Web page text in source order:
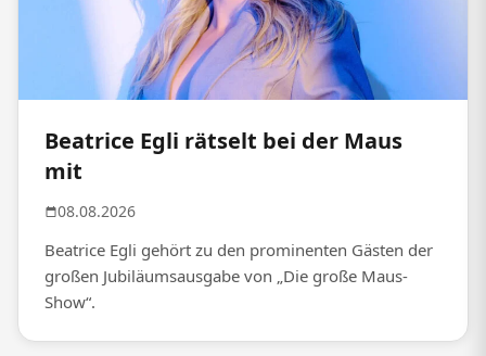
Beatrice Egli rätselt bei der Maus
mit
08.08.2026
Beatrice Egli gehört zu den prominenten Gästen der
großen Jubiläumsausgabe von „Die große Maus-
Show“.